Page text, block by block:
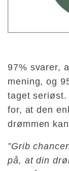
97% svarer,
mening, og
taget seriøst.
for, at den
drømmen
”Grib
på, at din